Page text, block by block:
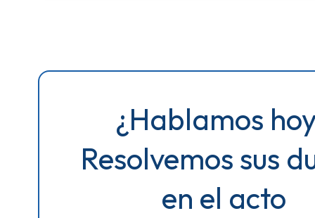
¿Hablamos
Resolvemos sus
en el acto